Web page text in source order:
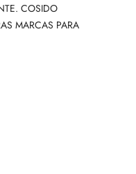
COSIDO
MARCAS PARA